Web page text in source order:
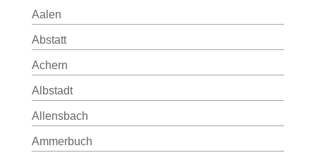
Aalen
Abstatt
Achern
Albstadt
Allensbach
Ammerbuch